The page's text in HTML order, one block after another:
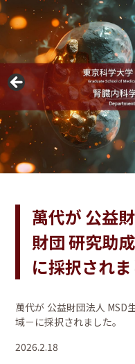
萬代が 公益
財団 研究助
に採択されま
萬代が 公益財団法人 MSD
域－に採択されました。
2026.2.18